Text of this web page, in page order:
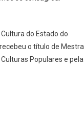
do Estado do
o título de Mestra
Populares e pela